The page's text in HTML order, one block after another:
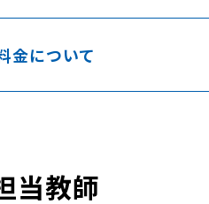
金について
当教師